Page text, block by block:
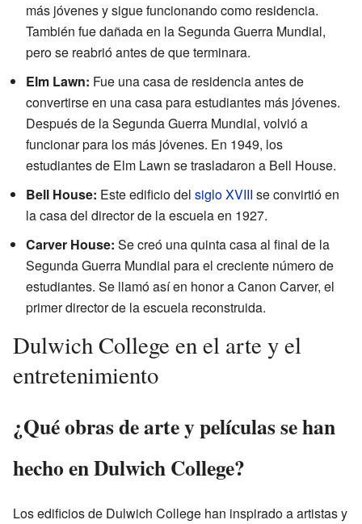
más jóvenes y sigue funcionando como residencia.
También fue dañada en la Segunda Guerra Mundial,
pero se reabrió antes de que terminara.
Elm Lawn: Fue una casa de residencia antes de
convertirse en una casa para estudiantes más jóvenes.
Después de la Segunda Guerra Mundial, volvió a
funcionar para los más jóvenes. En 1949, los
estudiantes de Elm Lawn se trasladaron a Bell House.
Bell House: Este edificio del siglo XVIII se convirtió en
la casa del director de la escuela en 1927.
Carver House: Se creó una quinta casa al final de la
Segunda Guerra Mundial para el creciente número de
estudiantes. Se llamó así en honor a Canon Carver, el
primer director de la escuela reconstruida.
Dulwich College en el arte y el
entretenimiento
¿Qué obras de arte y películas se han
hecho en Dulwich College?
Los edificios de Dulwich College han inspirado a artistas y